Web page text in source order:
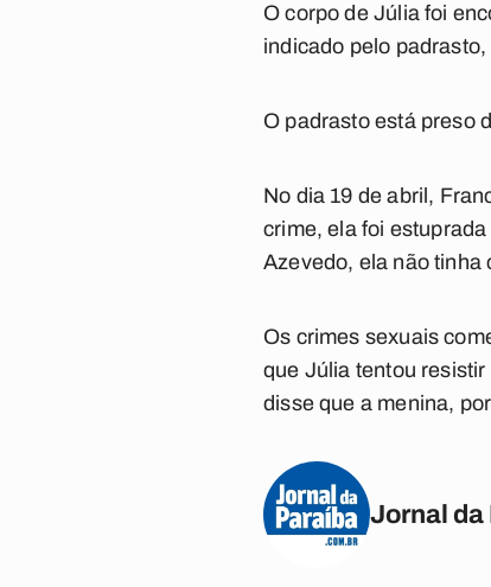
O corpo de Júlia foi
indicado pelo
O padrasto está preso
No dia 19 de abril,
crime, ela foi
Azevedo, ela não tinha
Os crimes sexuais
que Júlia tentou
disse que a menina,
Jornal da